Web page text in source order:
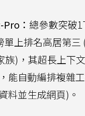
： 總參數突破
單上排名高居第三
族)，其超長上下
能自動編排複雜
料並生成網頁)。